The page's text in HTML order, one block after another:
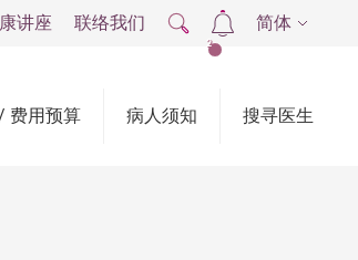
费用预算 病人须知 搜寻医生
讲座 联络我们
2
简体